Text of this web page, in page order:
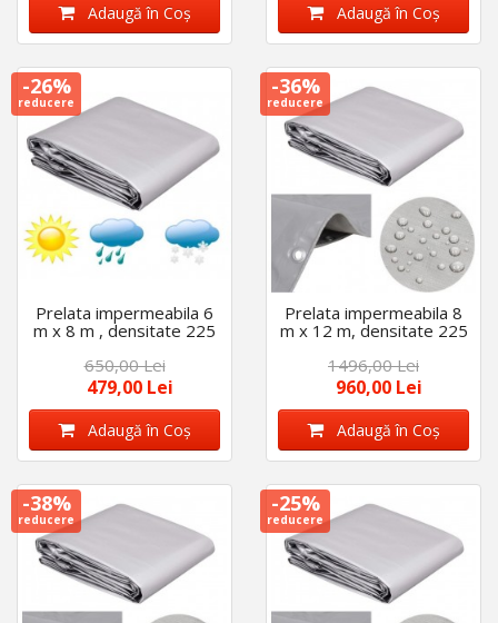
Adaugă în Coş Adaugă în Coş
-26%
reducere
Prelata impermeabila 6
m x 8 m , densitate 225
premium, Gri
650,00 Lei
479,00 Lei
Adaugă în Coş
-36%
reducere
Prelata impermeabila 8
m x 12 m, densitate 225
premium, Gri
1496,00 Lei
960,00 Lei
Adaugă în Coş
-38%
reducere
-25%
reducere